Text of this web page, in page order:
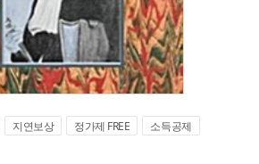
지연보상 정가제 FREE
소득공제